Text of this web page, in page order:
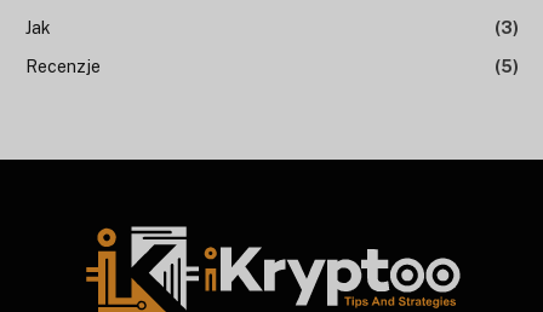
Jak
(3)
Recenzje
(5)